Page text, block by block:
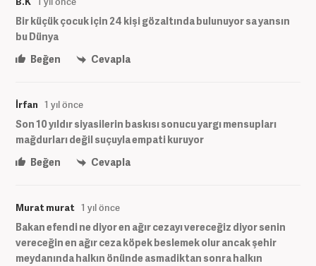
Bir küçük çocuk için 24 kişi gözaltında bulunuyor sa yansın
bu Dünya
Beğen
Cevapla
İrfan 1 yıl önce
Son 10 yıldır siyasilerin baskısı sonucu yargı mensupları
mağdurları değil suçuyla empati kuruyor
Beğen
Cevapla
Murat murat 1 yıl önce
Bakan efendi ne diyor en ağır cezayı vereceğiz diyor senin
vereceğin en ağır ceza köpek beslemek olur ancak şehir
meydanında halkın önünde asmadiktan sonra halkın